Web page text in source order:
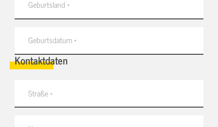
Kontaktdaten